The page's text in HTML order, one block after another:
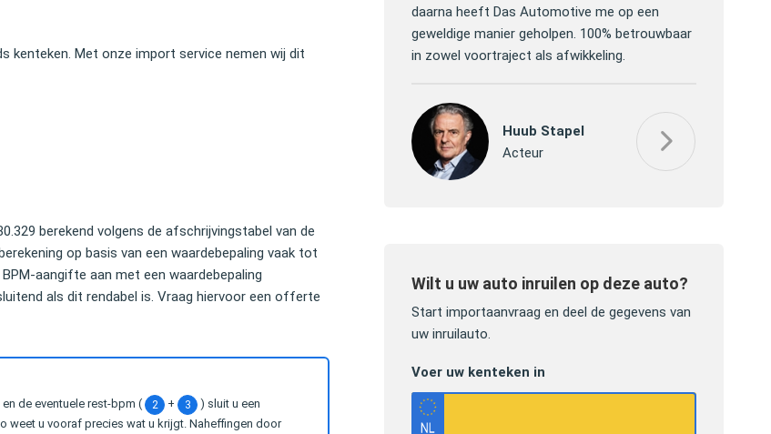
kenteken. Met onze import service nemen wij dit
berekend volgens de afschrijvingstabel van de
op basis van een waardebepaling vaak tot
aangifte aan met een waardebepaling
als dit rendabel is. Vraag hiervoor een offerte
de eventuele rest-bpm ( 2 + 3
) sluit u een
weet u vooraf precies wat u krijgt. Naheffingen door
grens te komen.
daarna heeft Das Automotive me op een
geweldige manier geholpen. 100% betrouwbaar
in zowel voortraject als afwikkeling.
Huub Stapel
Acteur
Wilt u uw auto inruilen op deze auto?
Start importaanvraag en deel de gegevens van
uw inruilauto.
Voer uw kenteken in